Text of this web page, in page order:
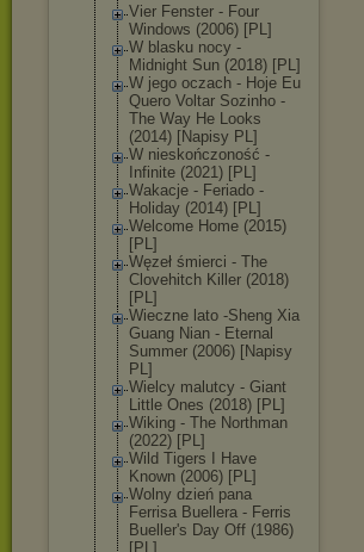
Vier Fenster - Four
Windows (2006) [PL]
W blasku nocy -
Midnight Sun (2018) [PL]
W jego oczach - Hoje Eu
Quero Voltar Sozinho -
The Way He Looks
(2014) [Napisy PL]
W nieskończoność -
Infinite (2021) [PL]
Wakacje - Feriado -
Holiday (2014) [PL]
Welcome Home (2015)
[PL]
Węzeł śmierci - The
Clovehitch Killer (2018)
[PL]
Wieczne lato -Sheng Xia
Guang Nian - Eternal
Summer (2006) [Napisy
PL]
Wielcy malutcy - Giant
Little Ones (2018) [PL]
Wiking - The Northman
(2022) [PL]
Wild Tigers I Have
Known (2006) [PL]
Wolny dzień pana
Ferrisa Buellera - Ferris
Bueller's Day Off (1986)
[PL]